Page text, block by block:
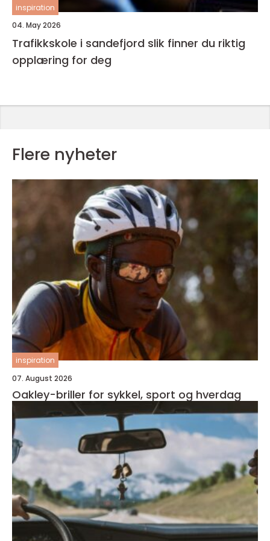
inspiration
04. May 2026
Trafikkskole i sandefjord slik finner du riktig
opplæring for deg
Flere nyheter
inspiration
07. August 2026
Oakley-briller for sykkel, sport og hverdag